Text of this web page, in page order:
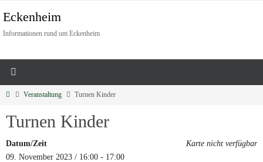
Eckenheim
Informationen rund um Eckenheim
Veranstaltung Turnen Kinder
Turnen Kinder
Karte nicht verfügbar
Datum/Zeit
09. November 2023 / 16:00 - 17:00